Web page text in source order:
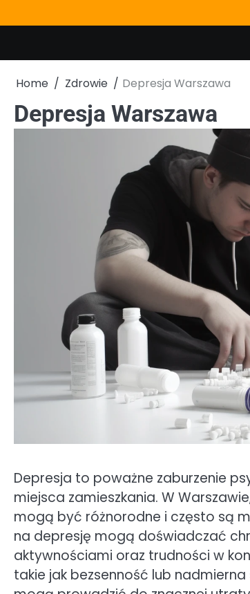
to
Home Zdrowie Depresja Warszawa
Depresja Warszawa
Depresja to poważne zaburzenie
miejsca zamieszkania. W
mogą być różnorodne i często są
na depresję mogą doświadczać
aktywnościami oraz trudności w
takie jak bezsenność lub